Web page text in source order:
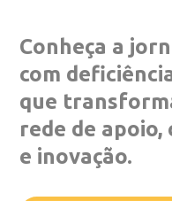
Conheça a
com
que
rede de
e inovação.